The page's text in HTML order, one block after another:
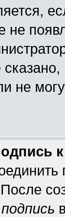
не
не